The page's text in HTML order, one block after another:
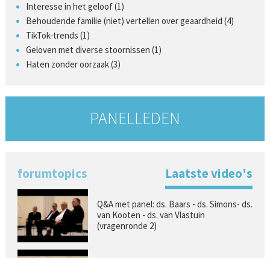
Interesse in het geloof (1)
Behoudende familie (niet) vertellen over geaardheid (4)
TikTok-trends (1)
Geloven met diverse stoornissen (1)
Haten zonder oorzaak (3)
PANELLEDEN
forumtopics Laatste video's
Q&A met panel: ds. Baars - ds. Simons- ds.
van Kooten - ds. van Vlastuin
(vragenronde 2)